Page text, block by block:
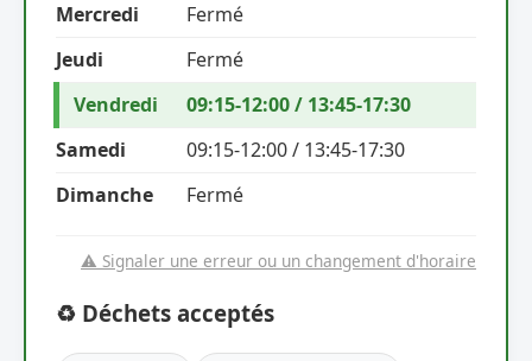
Mercredi
Fermé
Jeudi
Fermé
Vendredi
09:15-12:00 / 13:45-17:30
Samedi
09:15-12:00 / 13:45-17:30
Dimanche
Fermé
⚠️ Signaler une erreur ou un changement d'horaire
♻️ Déchets acceptés